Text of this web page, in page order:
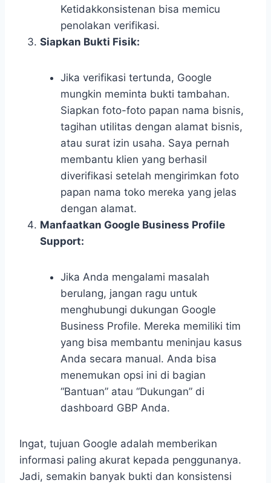
Ketidakkonsistenan bisa memicu
penolakan verifikasi.
Siapkan Bukti Fisik:
Jika verifikasi tertunda, Google
mungkin meminta bukti tambahan.
Siapkan foto-foto papan nama bisnis,
tagihan utilitas dengan alamat bisnis,
atau surat izin usaha. Saya pernah
membantu klien yang berhasil
diverifikasi setelah mengirimkan foto
papan nama toko mereka yang jelas
dengan alamat.
Manfaatkan Google Business Profile
Support:
Jika Anda mengalami masalah
berulang, jangan ragu untuk
menghubungi dukungan Google
Business Profile. Mereka memiliki tim
yang bisa membantu meninjau kasus
Anda secara manual. Anda bisa
menemukan opsi ini di bagian
“Bantuan” atau “Dukungan” di
dashboard GBP Anda.
Ingat, tujuan Google adalah memberikan
informasi paling akurat kepada penggunanya.
Jadi, semakin banyak bukti dan konsistensi